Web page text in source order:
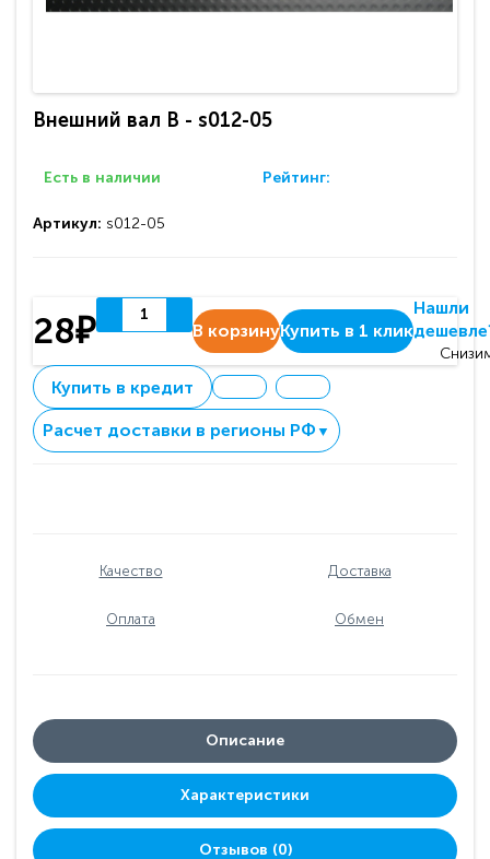
Внешний вал В - s012-05
Есть в наличии Рейтинг:
Артикул: s012-05
28₽ В корзинуКупить в 1 клик
Нашли
Купить в кредит
Расчет доставки в регионы РФ ▼
Качество Доставка
Оплата Обмен
Описание
Характеристики
Отзывов (0)